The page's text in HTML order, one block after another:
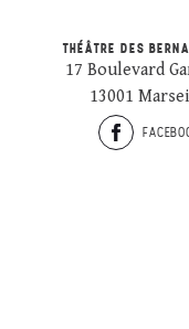
THÉÂTRE DES
17 Boulevard
13001